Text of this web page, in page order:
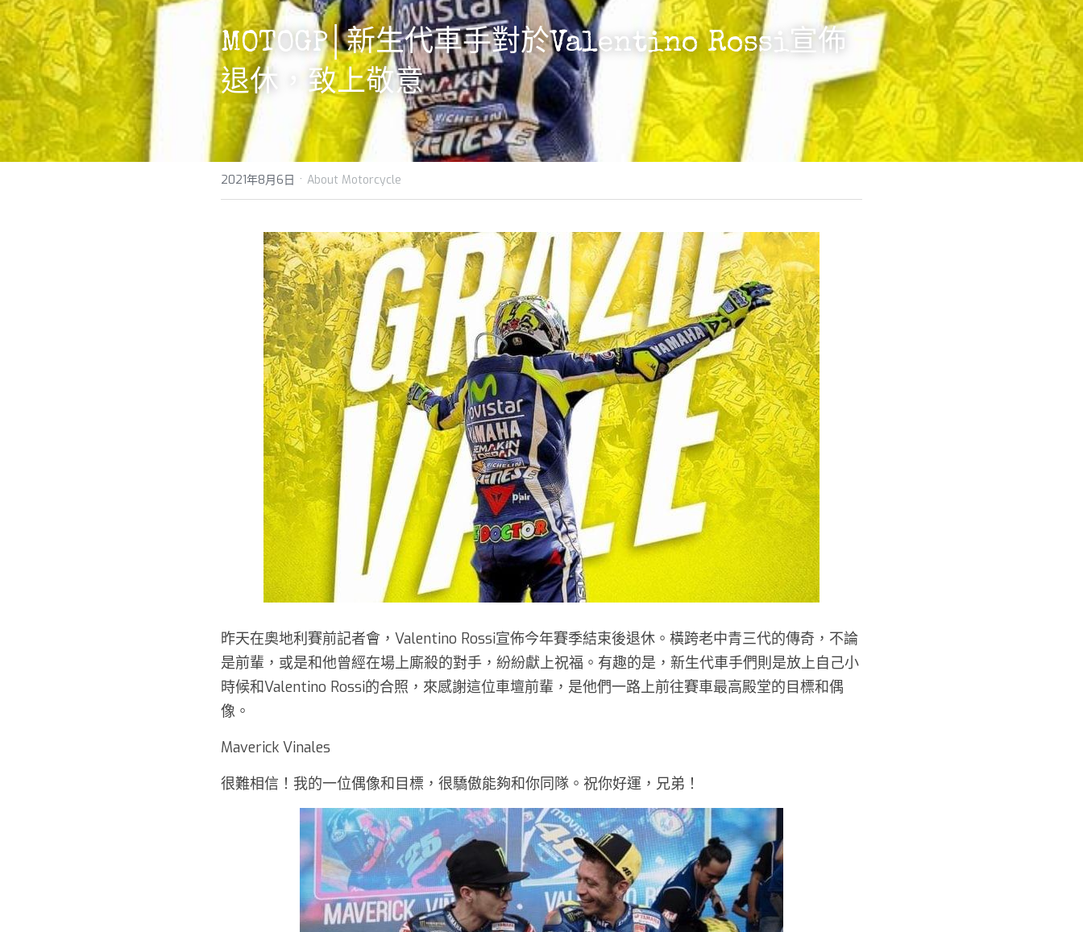
MOTOGP│新生代車手對於Valentino Rossi宣佈
退休，致上敬意
2021年8月6日 · About Motorcycle
昨天在奧地利賽前記者會，Valentino Rossi宣佈今年賽季結束後退休。橫跨老中青三代的傳奇，不論
是前輩，或是和他曾經在場上廝殺的對手，紛紛獻上祝福。有趣的是，新生代車手們則是放上自己小
時候和Valentino Rossi的合照，來感謝這位車壇前輩，是他們一路上前往賽車最高殿堂的目標和偶
像。
Maverick Vinales
很難相信！我的一位偶像和目標，很驕傲能夠和你同隊。祝你好運，兄弟！